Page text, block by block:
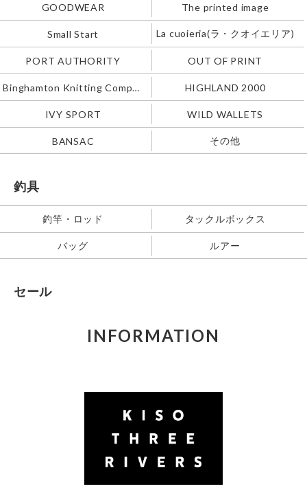
GOODWEAR The printed image
Small Start La cuoieria(ラ・クオイエリア)
PORT AUTHORITY OUT OF PRINT
Binghamton Knitting Company HIGHLAND 2000
IVY SPORT WILD WALLETS
BANSAC その他
釣具
釣竿・ロッド タックルボックス
バッグ ルアー
セール
INFORMATION